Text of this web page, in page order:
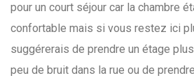
pour un court séjour car la chambre
confortable mais si vous restez ici
suggérerais de prendre un étage
peu de bruit dans la rue ou de